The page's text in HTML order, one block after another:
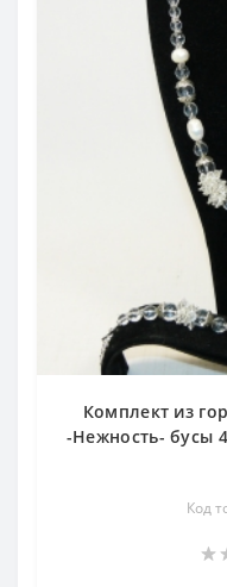
Комплект из
-Нежность- бусы
Код